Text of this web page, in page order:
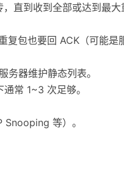
直到收到全部或达到最大
包也要回 ACK（可能是
器维护静态列表。
常 1~3 次足够。
等）。